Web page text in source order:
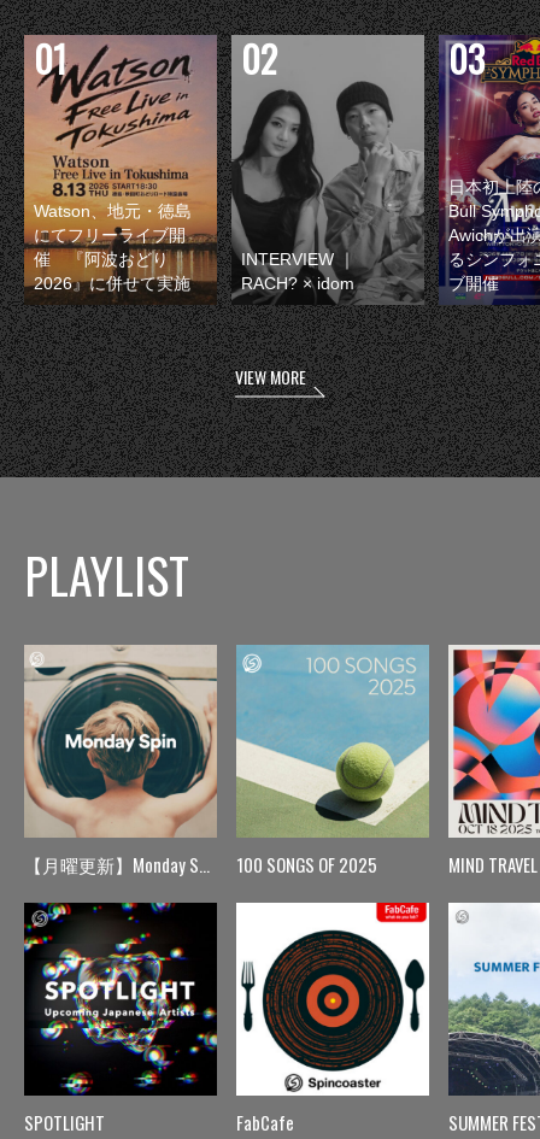
Watson、地元・徳島
にてフリーライブ開
催 『阿波おどり
2026』に併せて実施
INTERVIEW ｜
RACH? × idom
日本初上陸
Bull
Awichが出
るシンフォ
ブ開催
VIEW MORE
PLAYLIST
【月曜更新】Monday Spin
SPOTLIGHT
100 SONGS OF 2025
FabCafe
MIND TRAVEL
SUMMER